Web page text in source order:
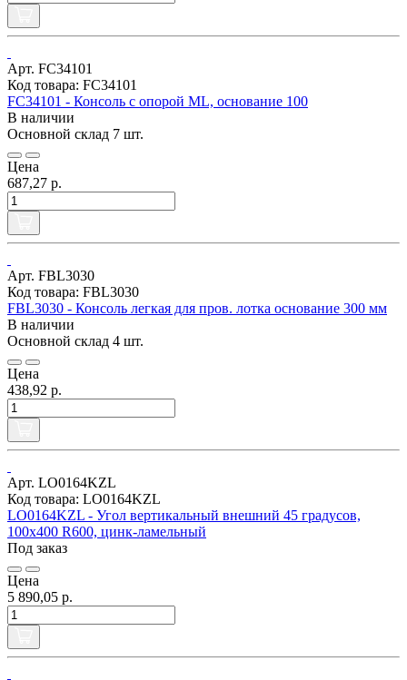
Арт. FC34101
Код товара: FC34101
FC34101 - Консоль с опорой ML, основание 100
В наличии
Основной склад 7 шт.
Цена
687,27 р.
Арт. FBL3030
Код товара: FBL3030
FBL3030 - Консоль легкая для пров. лотка основание 300 мм
В наличии
Основной склад 4 шт.
Цена
438,92 р.
Арт. LO0164KZL
Код товара: LO0164KZL
LO0164KZL - Угол вертикальный внешний 45 градусов,
100х400 R600, цинк-ламельный
Под заказ
Цена
5 890,05 р.